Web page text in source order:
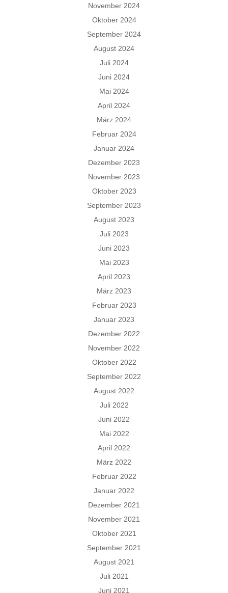
November 2024
Oktober 2024
September 2024
August 2024
Juli 2024
Juni 2024
Mai 2024
April 2024
März 2024
Februar 2024
Januar 2024
Dezember 2023
November 2023
Oktober 2023
September 2023
August 2023
Juli 2023
Juni 2023
Mai 2023
April 2023
März 2023
Februar 2023
Januar 2023
Dezember 2022
November 2022
Oktober 2022
September 2022
August 2022
Juli 2022
Juni 2022
Mai 2022
April 2022
März 2022
Februar 2022
Januar 2022
Dezember 2021
November 2021
Oktober 2021
September 2021
August 2021
Juli 2021
Juni 2021